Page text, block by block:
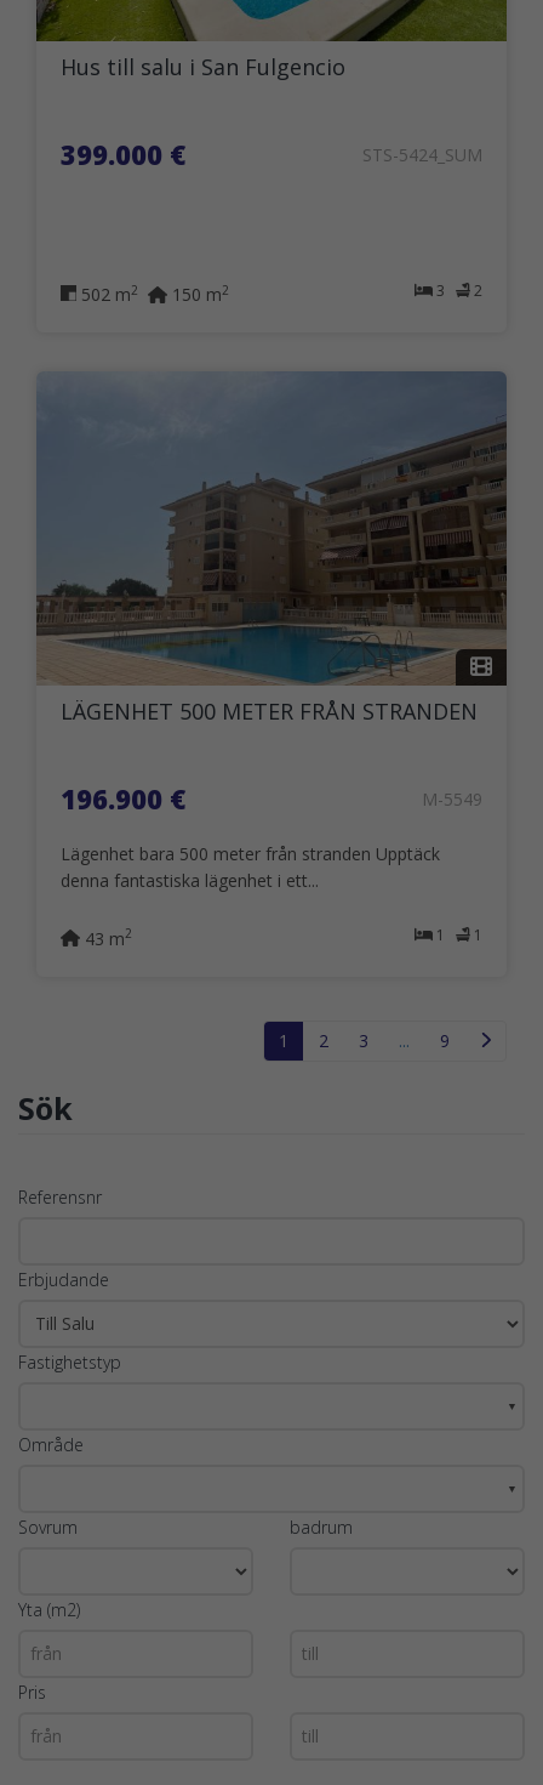
Hus till salu i San Fulgencio
399.000 € STS-5424_SUM
3 2
502 m2 150 m2
LÄGENHET 500 METER FRÅN STRANDEN
196.900 € M-5549
Lägenhet bara 500 meter från stranden Upptäck
denna fantastiska lägenhet i ett...
1 1
43 m2
1 2 3 ... 9
Sök
Referensnr
Erbjudande
Fastighetstyp
▼
Område
▼
Sovrum badrum
Yta (m2)
Pris